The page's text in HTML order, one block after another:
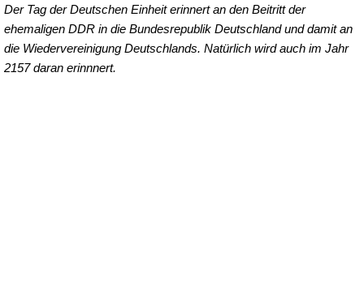
Der Tag der Deutschen Einheit erinnert an den Beitritt der
ehemaligen DDR in die Bundesrepublik Deutschland und damit an
die Wiedervereinigung Deutschlands. Natürlich wird auch im Jahr
2157 daran erinnnert.